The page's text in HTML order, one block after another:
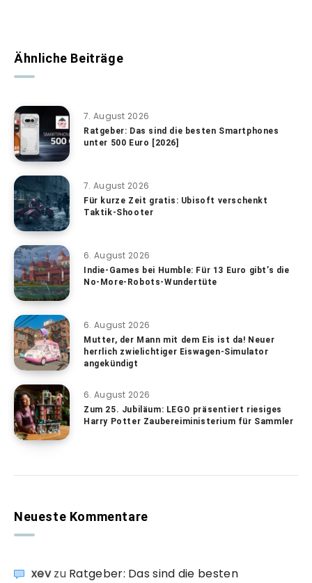
Ähnliche Beiträge
7. August 2026
Ratgeber: Das sind die besten Smartphones
unter 500 Euro [2026]
7. August 2026
Für kurze Zeit gratis: Ubisoft verschenkt
Taktik-Shooter
6. August 2026
Indie-Games bei Humble: Für 13 Euro gibt’s die
No-More-Robots-Wundertüte
6. August 2026
Mutter, der Mann mit dem Eis ist da! Neuer
herrlich zwielichtiger Eiswagen-Simulator
angekündigt
6. August 2026
Zum 25. Jubiläum: LEGO präsentiert riesiges
Harry Potter Zaubereiministerium für Sammler
Neueste Kommentare
xevzu Ratgeber: Das sind die besten